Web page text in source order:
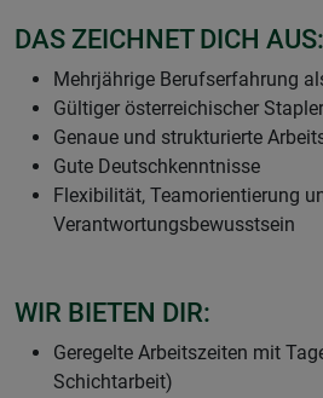
DAS ZEICHNET DICH AUS:
Mehrjährige Berufserfahrung
Gültiger österreichischer
Genaue und strukturierte
Gute Deutschkenntnisse
Flexibilität, Teamorientierung
Verantwortungsbewusstsein
WIR BIETEN DIR:
Geregelte Arbeitszeiten mit
Schichtarbeit)